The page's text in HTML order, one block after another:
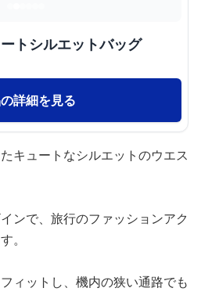
トシルエットバッグ
詳細を見る
キュートなシルエットのウエス
ンで、旅行のファッションアク
。
ィットし、機内の狭い通路でも